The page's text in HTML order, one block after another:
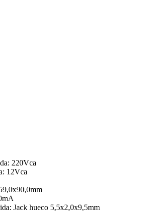
220Vca
12Vca
Jack hueco 5,5x2,0x9,5mm